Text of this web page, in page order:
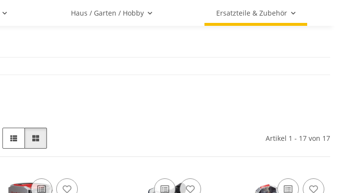
Haus / Garten / Hobby Ersatzteile & Zubehör
Artikel 1 - 17 von 17